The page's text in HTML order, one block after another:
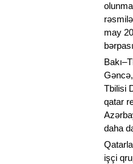
may
Tbilisi
qatar
daha
işçi